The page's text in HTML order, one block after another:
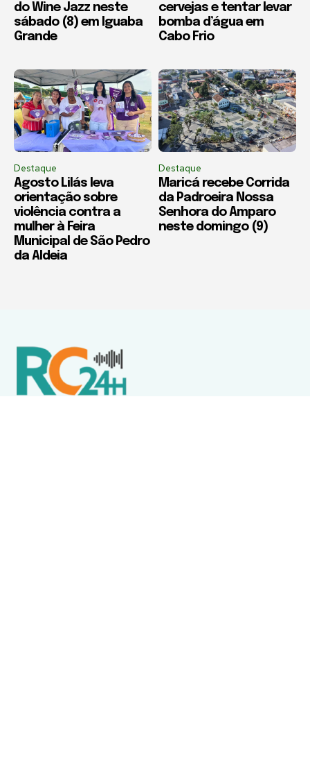
do Wine Jazz neste
sábado (8) em Iguaba
Grande
cervejas e tentar levar
bomba d’água em
Cabo Frio
Destaque
Agosto Lilás leva
orientação sobre
violência contra a
mulher à Feira
Municipal de São Pedro
da Aldeia
Destaque
Maricá recebe Corrida
da Padroeira Nossa
Senhora do Amparo
neste domingo (9)